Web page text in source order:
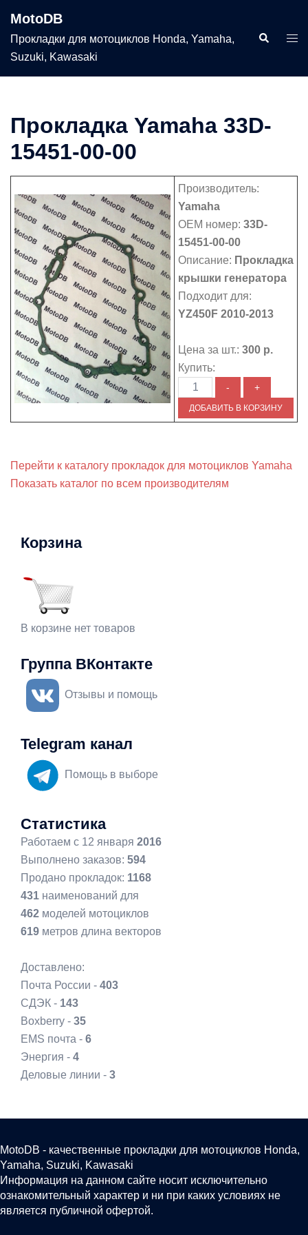
содержимому
MotoDB
Прокладки для мотоциклов Honda, Yamaha,
Suzuki, Kawasaki
Поиск
Прокладка Yamaha 33D-
15451-00-00
Производитель:
Yamaha
OEM номер: 33D-
15451-00-00
Описание: Прокладка
крышки генератора
Подходит для:
YZ450F 2010-2013
Цена за шт.: 300 р.
Купить:
Перейти к каталогу прокладок для мотоциклов Yamaha
Показать каталог по всем производителям
Корзина
В корзине нет товаров
Группа ВКонтакте
Отзывы и помощь
Telegram канал
Помощь в выборе
Статистика
Работаем с 12 января 2016
Выполнено заказов: 594
Продано прокладок: 1168
431 наименований для
462 моделей мотоциклов
619 метров длина векторов
Доставлено:
Почта России - 403
СДЭК - 143
Boxberry - 35
EMS почта - 6
Энергия - 4
Деловые линии - 3
MotoDB - качественные прокладки для мотоциклов Honda,
Yamaha, Suzuki, Kawasaki
Информация на данном сайте носит исключительно
ознакомительный характер и ни при каких условиях не
является публичной офертой.